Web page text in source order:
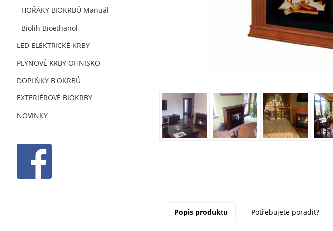
- HOŘÁKY BIOKRBŮ Manuál
- Biolih Bioethanol
LED ELEKTRICKÉ KRBY
PLYNOVÉ KRBY OHNISKO
DOPLŇKY BIOKRBŮ
EXTERIÉROVÉ BIOKRBY
NOVINKY
Popis produktu Potřebujete poradit?